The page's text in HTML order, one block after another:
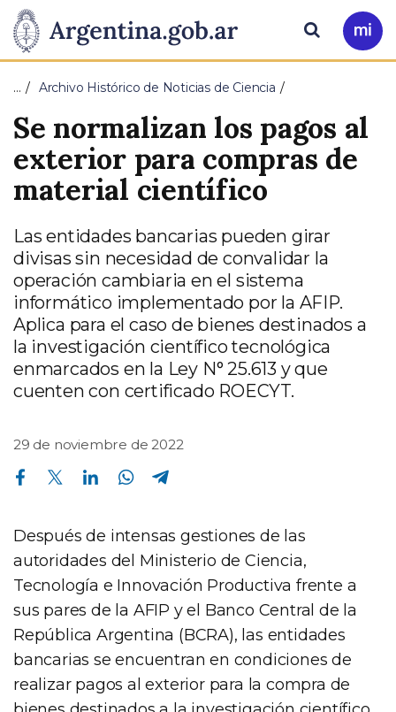
Presidencia
de
la
Nación
Pasar al contenido principal
Ir
a
Buscar
… Archivo Histórico de Noticias de Ciencia
Se normalizan los pagos al
exterior para compras de
material científico
Las entidades bancarias pueden girar
divisas sin necesidad de convalidar la
operación cambiaria en el sistema
informático implementado por la AFIP.
Aplica para el caso de bienes destinados a
la investigación científico tecnológica
enmarcados en la Ley N° 25.613 y que
cuenten con certificado ROECYT.
29 de noviembre de 2022
Compartir en Facebook Compartir en Twitter Compartir en Linkedin Compartir en Whatsapp
Después de intensas gestiones de las
autoridades del Ministerio de Ciencia,
Tecnología e Innovación Productiva frente a
sus pares de la AFIP y el Banco Central de la
República Argentina (BCRA), las entidades
bancarias se encuentran en condiciones de
realizar pagos al exterior para la compra de